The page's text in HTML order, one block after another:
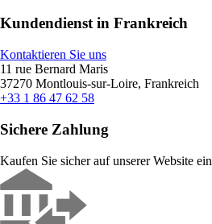
Kundendienst in Frankreich
Kontaktieren Sie uns
11 rue Bernard Maris
37270 Montlouis-sur-Loire, Frankreich
+33 1 86 47 62 58
Sichere Zahlung
Kaufen Sie sicher auf unserer Website ein